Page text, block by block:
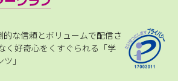
的な信頼とボリュームで配信さ
く好奇心をくすぐられる「学
」